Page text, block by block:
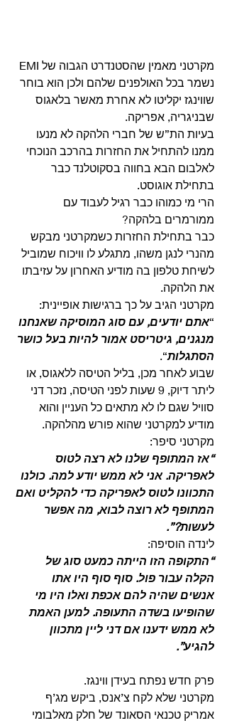
נשמר בכל האולפנים שלהם ולכן הוא בוחר
שווינגז יקליטו לא אחרת מאשר בלאגוס
שבניגריה, אפריקה.
בעיות הת”ש של חברי הלהקה לא מנעו
ממנו להתחיל את החזרות בהרכב הנוכחי
לאלבום הבא בחווה בסקוטלנד כבר
בתחילת אוגוסט.
הרי מי כמוהו כבר רגיל לעבוד עם
ממורמרים בלהקה?
כבר בתחילת החזרות כשמקרטני מבקש
מהנרי לנגן משהו, מתגלע לו וויכוח שמוביל
לשיחת טלפון בה מודיע האחרון על עזיבתו
את הלהקה.
מקרטני הגיב על כך ברגישות אופיינית:
“אתם יודעים, עם סוג המוסיקה שאנחנו
מנגנים, גיטריסט אמור להיות בעל כושר
הסתגלות“.
שבוע לאחר מכן, בליל הטיסה ללאגוס, או
ליתר דיוק, 9 שעות לפני הטיסה, נזכר דני
סוויל שגם לו לא מתאים כל העניין והוא
מודיע למקרטני שהוא פורש מהלהקה.
מקרטני סיפר:
“אז המתופף שלנו לא רצה לטוס
לאפריקה. אני לא ממש יודע למה. כולנו
התכוונו לטוס לאפריקה כדי להקליט ואם
המתופף לא רוצה לבוא, מה אפשר
לעשות?”.
לינדה הוסיפה:
“התקופה הזו הייתה כמעט סוג של
הקלה עבור פול. סוף סוף היו אתו
אנשים שהיה להם אכפת ואלו היו מי
שהופיעו בשדה התעופה. למען האמת
לא ממש ידענו אם דני ליין מתכוון
להגיע”.
פרק חדש נפתח בעידן ווינגז.
מקרטני שלא לקח צ’אנס, ביקש מג’ף
אמריק טכנאי הסאונד של חלק מאלבומי